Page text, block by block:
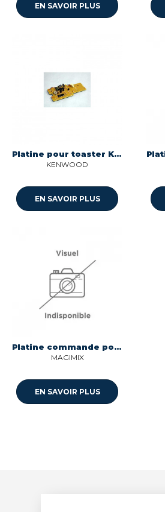
EN SAVOIR PLUS
Platine pour toaster Kenwood KW666270
KENWOOD
EN SAVOIR PLUS
Platine commande pour toaster Magimix 505403
MAGIMIX
EN SAVOIR PLUS